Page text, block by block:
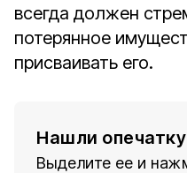
всегда должен
потерянное
присваивать его.
Нашли
Выделите ее и